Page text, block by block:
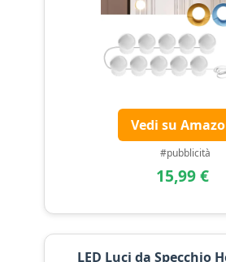
Vedi su
#pubblicità
15,99 €
LED Luci da Specchio